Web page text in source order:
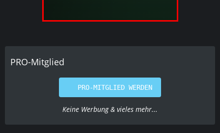
PRO-Mitglied
PRO-MITGLIED WERDEN
Keine Werbung & vieles mehr...